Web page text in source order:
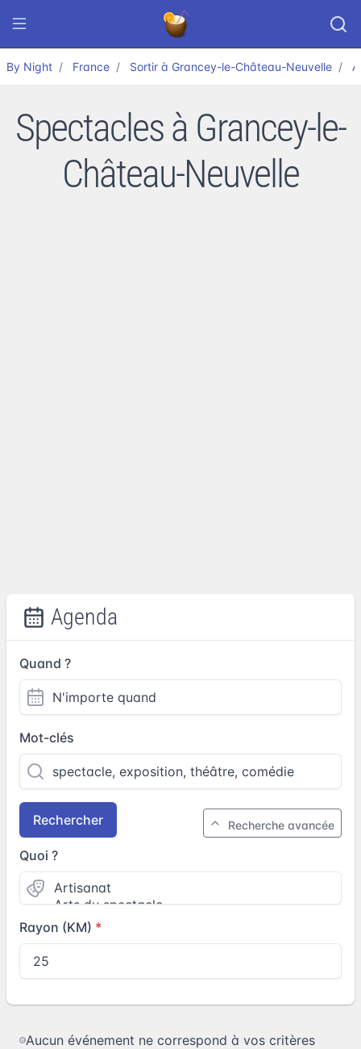
By Night France Sortir à Grancey-le-Château-Neuvelle
Spectacles à Grancey-le-
Château-Neuvelle
Agenda
Quand ?
Mot-clés
Rechercher Recherche avancée
Quoi ?
Rayon (KM)
Aucun événement ne correspond à vos critères